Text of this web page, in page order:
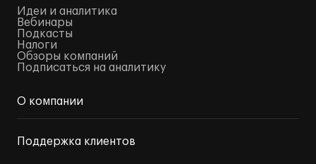
Идеи и аналитика
Вебинары
Подкасты
Налоги
Обзоры компаний
Подписаться на аналитику
О компании
Поддержка клиентов